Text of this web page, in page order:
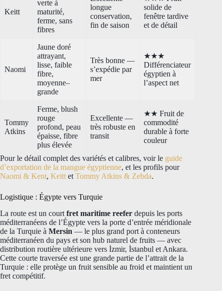
Keitt
verte à
maturité,
ferme, sans
fibres
longue
conservation,
fin de saison
solide de
fenêtre tardive
et de détail
Naomi
Jaune doré
attrayant,
lisse, faible
fibre,
moyenne–
grande
Très bonne —
s’expédie par
mer
★★★
Différenciateur
égyptien à
l’aspect net
Tommy
Atkins
Ferme, blush
rouge
profond, peau
épaisse, fibre
plus élevée
Excellente —
très robuste en
transit
★★ Fruit de
commodité
durable à forte
couleur
Pour le détail complet des variétés et calibres, voir le guide
d’exportation de la mangue égyptienne, et les profils pour
Naomi & Kent, Keitt et Tommy Atkins & Zebda.
Logistique : Égypte vers Turquie
La route est un court fret maritime reefer depuis les ports
méditerranéens de l’Égypte vers la porte d’entrée méridionale
de la Turquie à Mersin — le plus grand port à conteneurs
méditerranéen du pays et son hub naturel de fruits — avec
distribution routière ultérieure vers İzmir, İstanbul et Ankara.
Cette courte traversée est une grande partie de l’attrait de la
Turquie : elle protège un fruit sensible au froid et maintient un
fret compétitif.